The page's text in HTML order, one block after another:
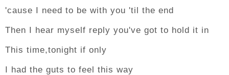
'cause I need to be with you 'til the end
Then I hear myself reply you've got to hold it in
This time,tonight if only
I had the guts to feel this way